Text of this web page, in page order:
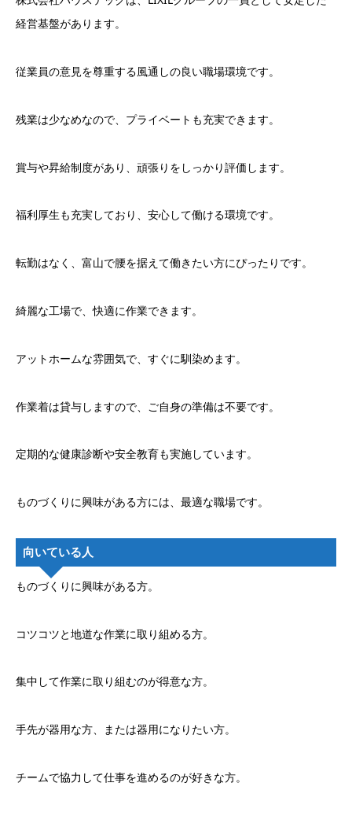
経営基盤があります。
従業員の意見を尊重する風通しの良い職場環境です。
残業は少なめなので、プライベートも充実できます。
賞与や昇給制度があり、頑張りをしっかり評価します。
福利厚生も充実しており、安心して働ける環境です。
転勤はなく、富山で腰を据えて働きたい方にぴったりです。
綺麗な工場で、快適に作業できます。
アットホームな雰囲気で、すぐに馴染めます。
作業着は貸与しますので、ご自身の準備は不要です。
定期的な健康診断や安全教育も実施しています。
ものづくりに興味がある方には、最適な職場です。
向いている人
ものづくりに興味がある方。
コツコツと地道な作業に取り組める方。
集中して作業に取り組むのが得意な方。
手先が器用な方、または器用になりたい方。
チームで協力して仕事を進めるのが好きな方。